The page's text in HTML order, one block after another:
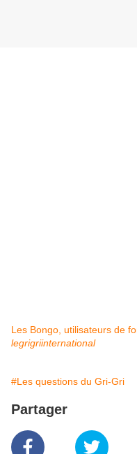
Les Bongo, utilisateurs de
legrigriinternational
#Les questions du Gri-Gri
Partager